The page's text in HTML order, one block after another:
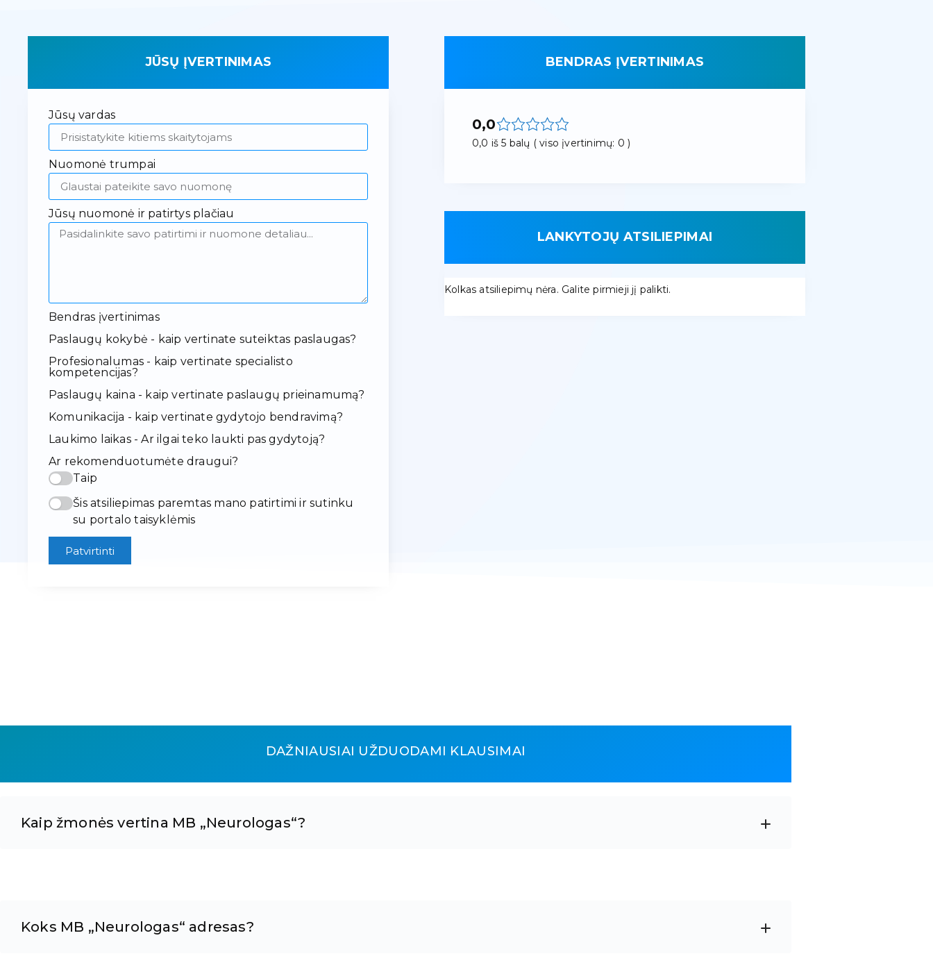
JŪSŲ ĮVERTINIMAS
Jūsų vardas
Nuomonė trumpai
Jūsų nuomonė ir patirtys plačiau
Bendras įvertinimas
Paslaugų kokybė - kaip vertinate suteiktas paslaugas?
Profesionalumas - kaip vertinate specialisto
kompetencijas?
Paslaugų kaina - kaip vertinate paslaugų prieinamumą?
Komunikacija - kaip vertinate gydytojo bendravimą?
Laukimo laikas - Ar ilgai teko laukti pas gydytoją?
Ar rekomenduotumėte draugui?
Taip
Šis atsiliepimas paremtas mano patirtimi ir sutinku
su portalo taisyklėmis
Patvirtinti
BENDRAS ĮVERTINIMAS
0,0
0,0 iš 5 balų ( viso įvertinimų: 0 )
LANKYTOJŲ ATSILIEPIMAI
Kolkas atsiliepimų nėra. Galite pirmieji jį palikti.
DAŽNIAUSIAI UŽDUODAMI KLAUSIMAI
Kaip žmonės vertina MB „Neurologas“?
Koks MB „Neurologas“ adresas?